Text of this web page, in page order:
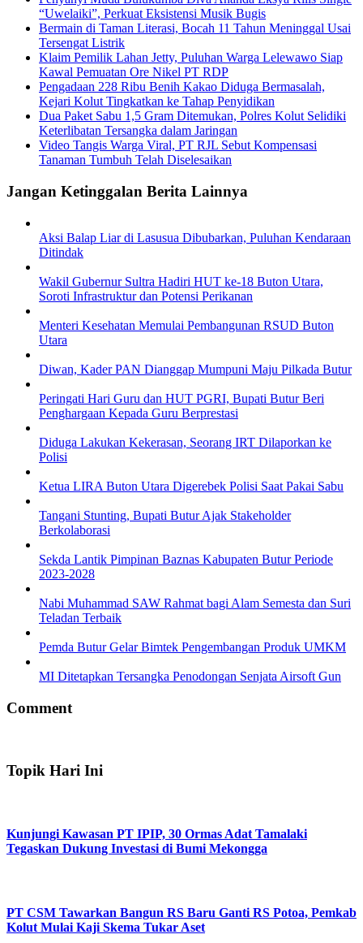
“Uwelaiki”, Perkuat Eksistensi Musik Bugis
Bermain di Taman Literasi, Bocah 11 Tahun Meninggal Usai
Tersengat Listrik
Klaim Pemilik Lahan Jetty, Puluhan Warga Lelewawo Siap
Kawal Pemuatan Ore Nikel PT RDP
Pengadaan 228 Ribu Benih Kakao Diduga Bermasalah,
Kejari Kolut Tingkatkan ke Tahap Penyidikan
Dua Paket Sabu 1,5 Gram Ditemukan, Polres Kolut Selidiki
Keterlibatan Tersangka dalam Jaringan
Video Tangis Warga Viral, PT RJL Sebut Kompensasi
Tanaman Tumbuh Telah Diselesaikan
Jangan Ketinggalan Berita Lainnya
Aksi Balap Liar di Lasusua Dibubarkan, Puluhan Kendaraan
Ditindak
Wakil Gubernur Sultra Hadiri HUT ke-18 Buton Utara,
Soroti Infrastruktur dan Potensi Perikanan
Menteri Kesehatan Memulai Pembangunan RSUD Buton
Utara
Diwan, Kader PAN Dianggap Mumpuni Maju Pilkada Butur
Peringati Hari Guru dan HUT PGRI, Bupati Butur Beri
Penghargaan Kepada Guru Berprestasi
Diduga Lakukan Kekerasan, Seorang IRT Dilaporkan ke
Polisi
Ketua LIRA Buton Utara Digerebek Polisi Saat Pakai Sabu
Tangani Stunting, Bupati Butur Ajak Stakeholder
Berkolaborasi
Sekda Lantik Pimpinan Baznas Kabupaten Butur Periode
2023-2028
Nabi Muhammad SAW Rahmat bagi Alam Semesta dan Suri
Teladan Terbaik
Pemda Butur Gelar Bimtek Pengembangan Produk UMKM
MI Ditetapkan Tersangka Penodongan Senjata Airsoft Gun
Comment
Topik Hari Ini
Kunjungi Kawasan PT IPIP, 30 Ormas Adat Tamalaki
Tegaskan Dukung Investasi di Bumi Mekongga
PT CSM Tawarkan Bangun RS Baru Ganti RS Potoa, Pemkab
Kolut Mulai Kaji Skema Tukar Aset